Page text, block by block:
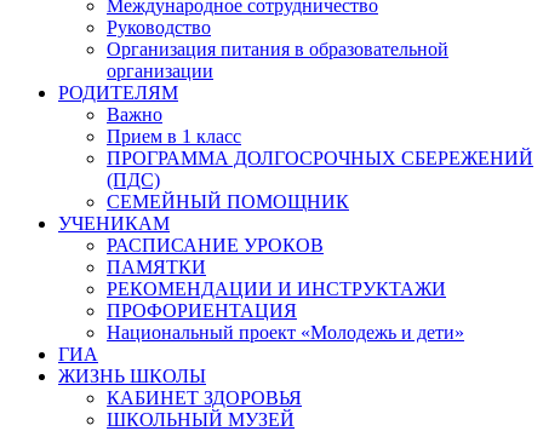
Международное сотрудничество
Руководство
Организация питания в образовательной
организации
РОДИТЕЛЯМ
Важно
Прием в 1 класс
ПРОГРАММА ДОЛГОСРОЧНЫХ СБЕРЕЖЕНИЙ
(ПДС)
СЕМЕЙНЫЙ ПОМОЩНИК
УЧЕНИКАМ
РАСПИСАНИЕ УРОКОВ
ПАМЯТКИ
РЕКОМЕНДАЦИИ И ИНСТРУКТАЖИ
ПРОФОРИЕНТАЦИЯ
Национальный проект «Молодежь и дети»
ГИА
ЖИЗНЬ ШКОЛЫ
КАБИНЕТ ЗДОРОВЬЯ
ШКОЛЬНЫЙ МУЗЕЙ